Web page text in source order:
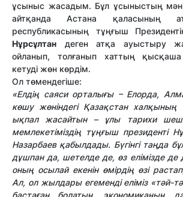
ұсыныс жасадым. Бұл ұсыныстың
айтқанда Астана қаласының
республикасының тұңғыш
Нұрсұлтан деген атқа ауыстыру
ойланып, толғанып хаттың қысқаша
кетуді жөн көрдім.
Ол төмендегіше:
«Елдің саяси орталығы – Елорда,
көшу жөніндегі Қазақстан халқының
ықпал жасайтын – ұлы тарихи
мемлекетіміздің тұңғыш президенті
Назарбаев қабылдады. Бүгінгі таңда
дұшпан да, шетелде де, өз елімізде
оның осылай екенін өмірдің өзі
Ал, ол жылдары егеменді еліміз «тәй-